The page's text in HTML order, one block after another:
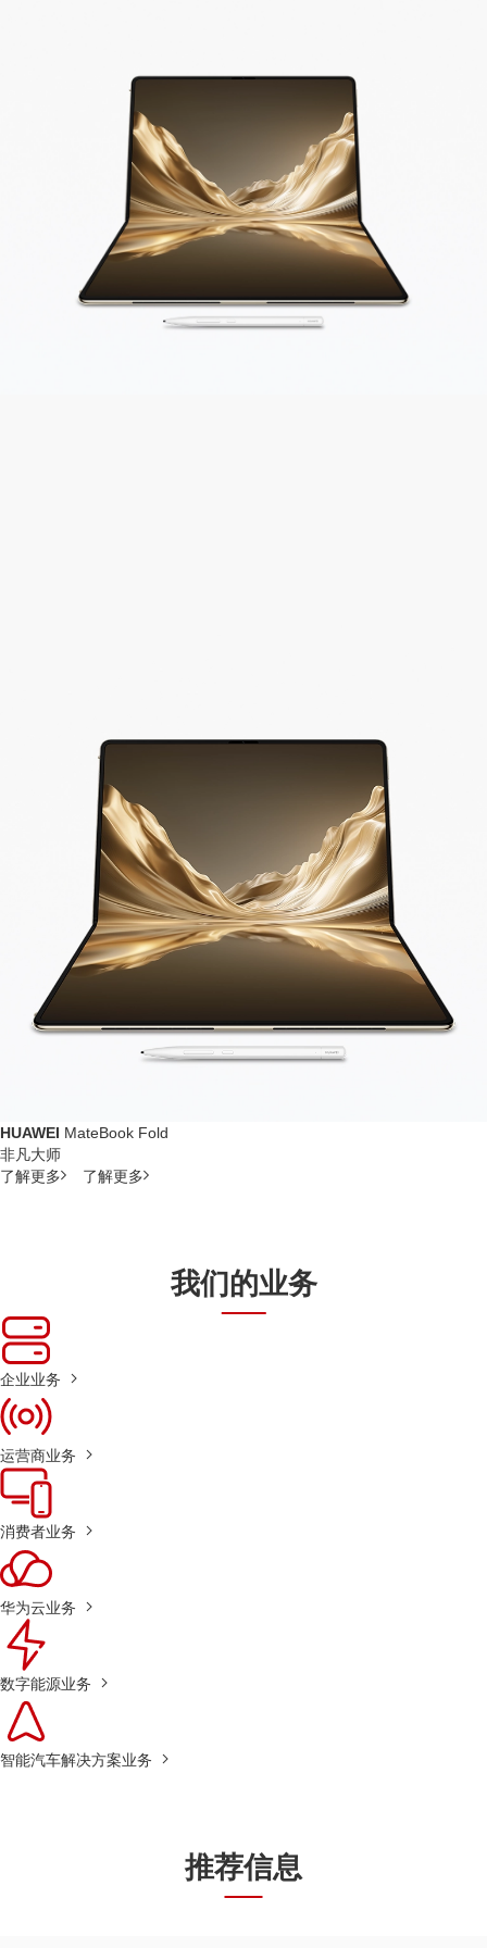
HUAWEI MateBook Fold
非凡大师
了解更多
了解更多
我们的业务
企业业务
运营商业务
消费者业务
华为云业务
数字能源业务
智能汽车解决方案业务
推荐信息